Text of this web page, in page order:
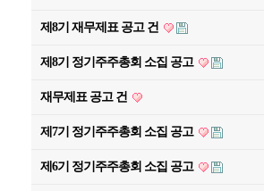
제8기 재무제표 공고 건
제8기 정기주주총회 소집 공고
재무제표 공고 건
제7기 정기주주총회 소집 공고
제6기 정기주주총회 소집 공고